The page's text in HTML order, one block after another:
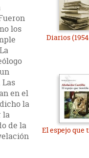
los
en el
la
la
de la
Diarios
El espejo que